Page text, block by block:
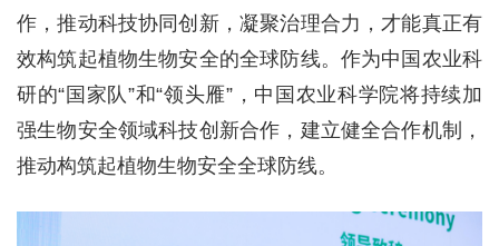
作，推动科技协同创新，凝聚治理合力，才能真正有
效构筑起植物生物安全的全球防线。作为中国农业科
研的“国家队”和“领头雁”，中国农业科学院将持续加
强生物安全领域科技创新合作，建立健全合作机制，
推动构筑起植物生物安全全球防线。